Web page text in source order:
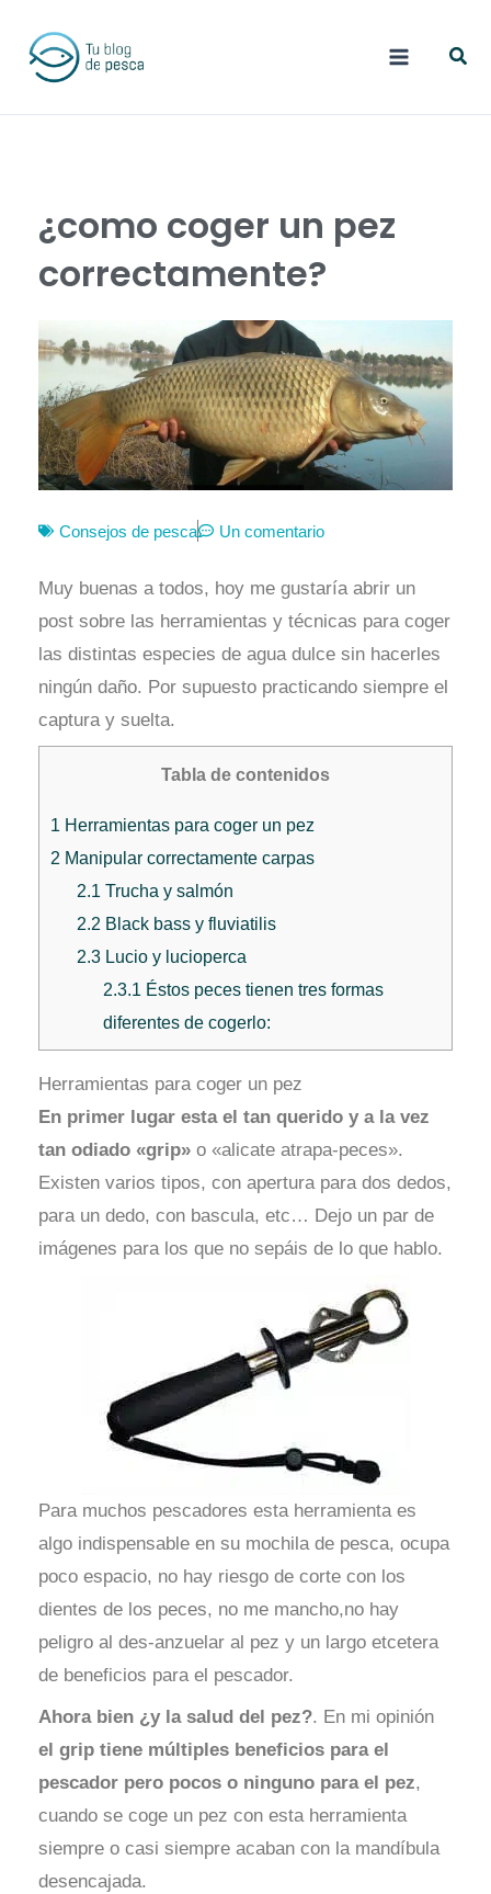
¿como coger un pez
correctamente?
Consejos de pesca Un comentario
Muy buenas a todos, hoy me gustaría abrir un
post sobre las herramientas y técnicas para coger
las distintas especies de agua dulce sin hacerles
ningún daño. Por supuesto practicando siempre el
captura y suelta.
Tabla de contenidos
1 Herramientas para coger un pez
2 Manipular correctamente carpas
2.1 Trucha y salmón
2.2 Black bass y fluviatilis
2.3 Lucio y lucioperca
2.3.1 Éstos peces tienen tres formas
diferentes de cogerlo:
Herramientas para coger un pez
En primer lugar esta el tan querido y a la vez
tan odiado «grip» o «alicate atrapa-peces».
Existen varios tipos, con apertura para dos dedos,
para un dedo, con bascula, etc… Dejo un par de
imágenes para los que no sepáis de lo que hablo.
Para muchos pescadores esta herramienta es
algo indispensable en su mochila de pesca, ocupa
poco espacio, no hay riesgo de corte con los
dientes de los peces, no me mancho,no hay
peligro al des-anzuelar al pez y un largo etcetera
de beneficios para el pescador.
Ahora bien ¿y la salud del pez?. En mi opinión
el grip tiene múltiples beneficios para el
pescador pero pocos o ninguno para el pez,
cuando se coge un pez con esta herramienta
siempre o casi siempre acaban con la mandíbula
desencajada.